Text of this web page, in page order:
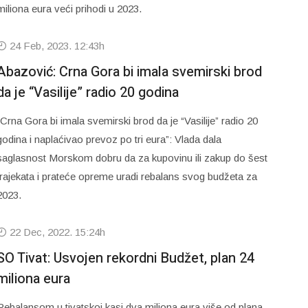
eura veći prihodi u 2023.
24 Feb, 2023. 12:43h
Crna Gora bi imala svemirski brod
je “Vasilije” radio 20 godina
Gora bi imala svemirski brod da je “Vasilije” radio 20
i naplaćivao prevoz po tri eura”: Vlada dala
Morskom dobru da za kupovinu ili zakup do šest
i prateće opreme uradi rebalans svog budžeta za
22 Dec, 2022. 15:24h
Tivat: Usvojen rekordni Budžet, plan 24
eura